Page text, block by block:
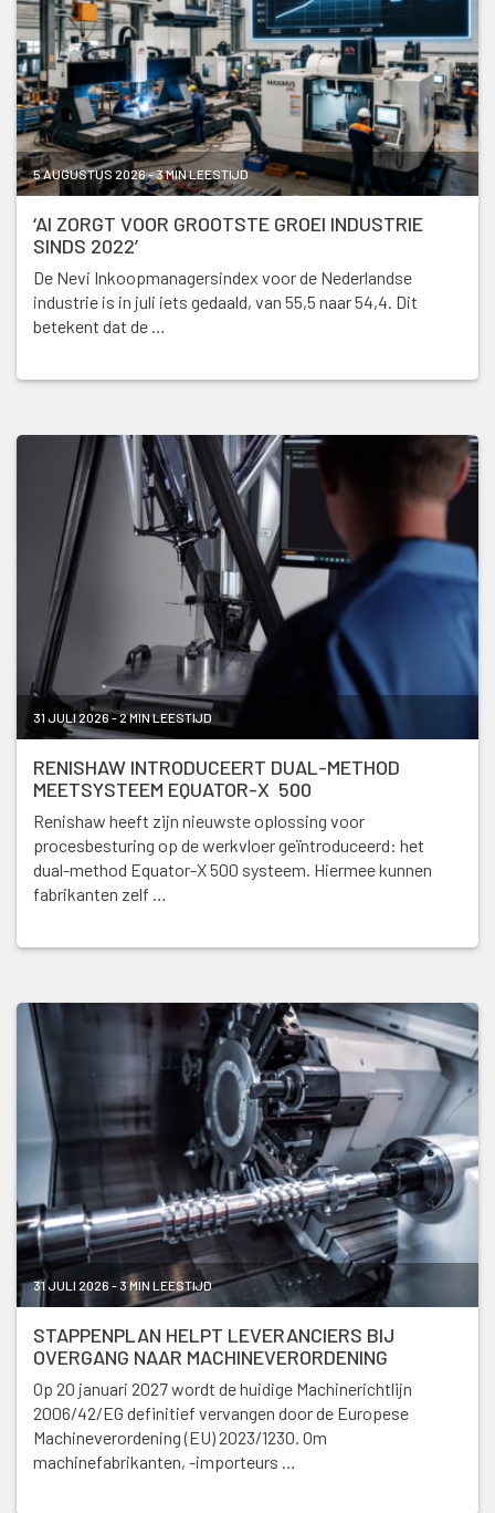
5 AUGUSTUS 2026 - 3 MIN LEESTIJD
‘AI ZORGT VOOR GROOTSTE GROEI INDUSTRIE
SINDS 2022’
De Nevi Inkoopmanagersindex voor de Nederlandse
industrie is in juli iets gedaald, van 55,5 naar 54,4. Dit
betekent dat de …
31 JULI 2026 - 2 MIN LEESTIJD
RENISHAW INTRODUCEERT DUAL-METHOD
MEETSYSTEEM EQUATOR-X 500
Renishaw heeft zijn nieuwste oplossing voor
procesbesturing op de werkvloer geïntroduceerd: het
dual-method Equator-X 500 systeem. Hiermee kunnen
fabrikanten zelf …
31 JULI 2026 - 3 MIN LEESTIJD
STAPPENPLAN HELPT LEVERANCIERS BIJ
OVERGANG NAAR MACHINEVERORDENING
Op 20 januari 2027 wordt de huidige Machinerichtlijn
2006/42/EG definitief vervangen door de Europese
Machineverordening (EU) 2023/1230. Om
machinefabrikanten, -importeurs …